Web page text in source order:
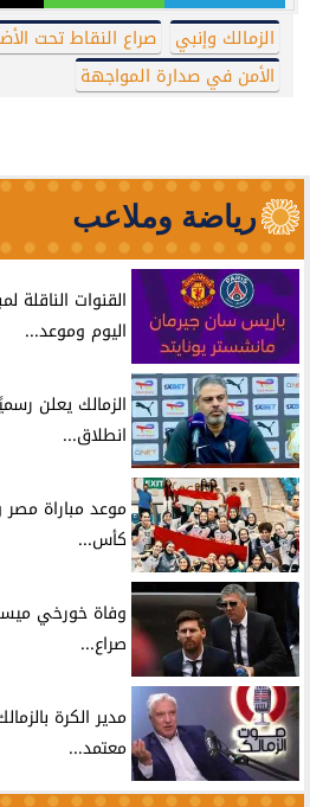
الزمالك وإنبي
صراع النقاط تحت
الأمن في صدارة المواجهة
رياضة وملاعب
القنوات الناقلة
اليوم وموعد...
الزمالك يعلن
انطلاق...
موعد مباراة مصر
كأس...
وفاة خورخي
صراع...
مدير الكرة
معتمد...